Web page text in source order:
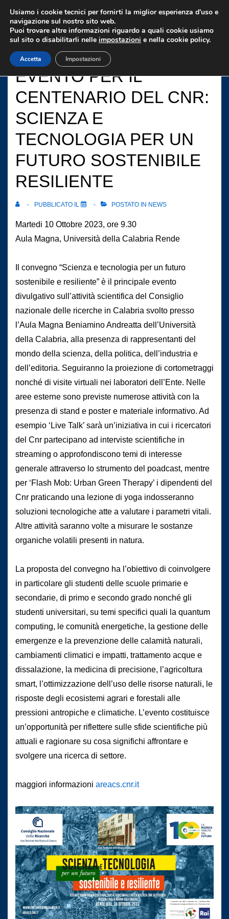
Vai
contenuto
principale
EVENTO PER IL
CENTENARIO DEL CNR:
SCIENZA E
TECNOLOGIA PER UN
FUTURO SOSTENIBILE
RESILIENTE
PUBBLICATO IL POSTATO IN NEWS
Martedi 10 Ottobre 2023, ore 9.30
Aula Magna, Università della Calabria Rende
Il convegno “Scienza e tecnologia per un futuro
sostenibile e resiliente” è il principale evento
divulgativo sull’attività scientifica del Consiglio
nazionale delle ricerche in Calabria svolto presso
l’Aula Magna Beniamino Andreatta dell’Università
della Calabria, alla presenza di rappresentanti del
mondo della scienza, della politica, dell’industria e
dell’editoria. Seguiranno la proiezione di cortometraggi
nonché di visite virtuali nei laboratori dell’Ente. Nelle
aree esterne sono previste numerose attività con la
presenza di stand e poster e materiale informativo. Ad
esempio ‘Live Talk’ sarà un’iniziativa in cui i ricercatori
del Cnr partecipano ad interviste scientifiche in
streaming o approfondiscono temi di interesse
generale attraverso lo strumento del poadcast, mentre
per ‘Flash Mob: Urban Green Therapy’ i dipendenti del
Cnr praticando una lezione di yoga indosseranno
soluzioni tecnologiche atte a valutare i parametri vitali.
Altre attività saranno volte a misurare le sostanze
organiche volatili presenti in natura.
La proposta del convegno ha l’obiettivo di coinvolgere
in particolare gli studenti delle scuole primarie e
secondarie, di primo e secondo grado nonché gli
studenti universitari, su temi specifici quali la quantum
computing, le comunità energetiche, la gestione delle
emergenze e la prevenzione delle calamità naturali,
cambiamenti climatici e impatti, trattamento acque e
dissalazione, la medicina di precisione, l’agricoltura
smart, l’ottimizzazione dell’uso delle risorse naturali, le
risposte degli ecosistemi agrari e forestali alle
pressioni antropiche e climatiche. L’evento costituisce
un’opportunità per riflettere sulle sfide scientifiche più
attuali e ragionare su cosa significhi affrontare e
svolgere una ricerca di settore.
maggiori informazioni areacs.cnr.it
Usiamo i cookie tecnici per fornirti la miglior esperienza d'uso e
navigazione sul nostro sito web.
Puoi trovare altre informazioni riguardo a quali cookie usiamo
sul sito o disabilitarli nelle impostazioni e nella cookie policy.
Accetta Impostazioni